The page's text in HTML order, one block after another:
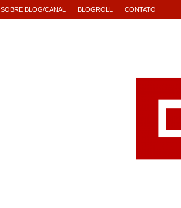
SOBRE BLOG/CANAL BLOGROLL CONTATO